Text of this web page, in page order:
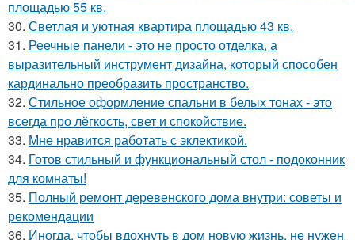
площадью 55 кв.
30. Светлая и уютная квартира площадью 43 кв.
31. Реечные панели - это не просто отделка, а
выразительный инструмент дизайна, который способен
кардинально преобразить пространство.
32. Стильное оформление спальни в белых тонах - это
всегда про лёгкость, свет и спокойствие.
33. Мне нравится работать с эклектикой.
34. Готов стильный и функциональный стол - подоконник
для комнаты!
35. Полный ремонт деревенского дома внутри: советы и
рекомендации
36. Иногда, чтобы вдохнуть в дом новую жизнь, не нужен